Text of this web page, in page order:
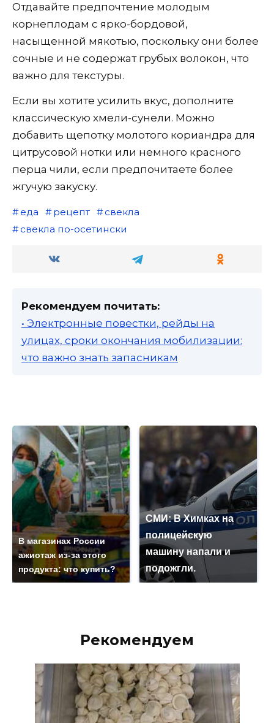
Отдавайте предпочтение молодым
корнеплодам с ярко-бордовой,
насыщенной мякотью, поскольку они более
сочные и не содержат грубых волокон, что
важно для текстуры.
Если вы хотите усилить вкус, дополните
классическую хмели-сунели. Можно
добавить щепотку молотого кориандра для
цитрусовой нотки или немного красного
перца чили, если предпочитаете более
жгучую закуску.
еда рецепт
свекла
свекла по-осетински
Рекомендуем почитать:
• Электронные повестки, рейды на
улицах, сроки окончания мобилизации:
что важно знать запасникам
В магазинах России
ажиотаж из-за этого
продукта: что купить?
СМИ: В Химках на
полицейскую
машину напали и
подожгли.
Рекомендуем